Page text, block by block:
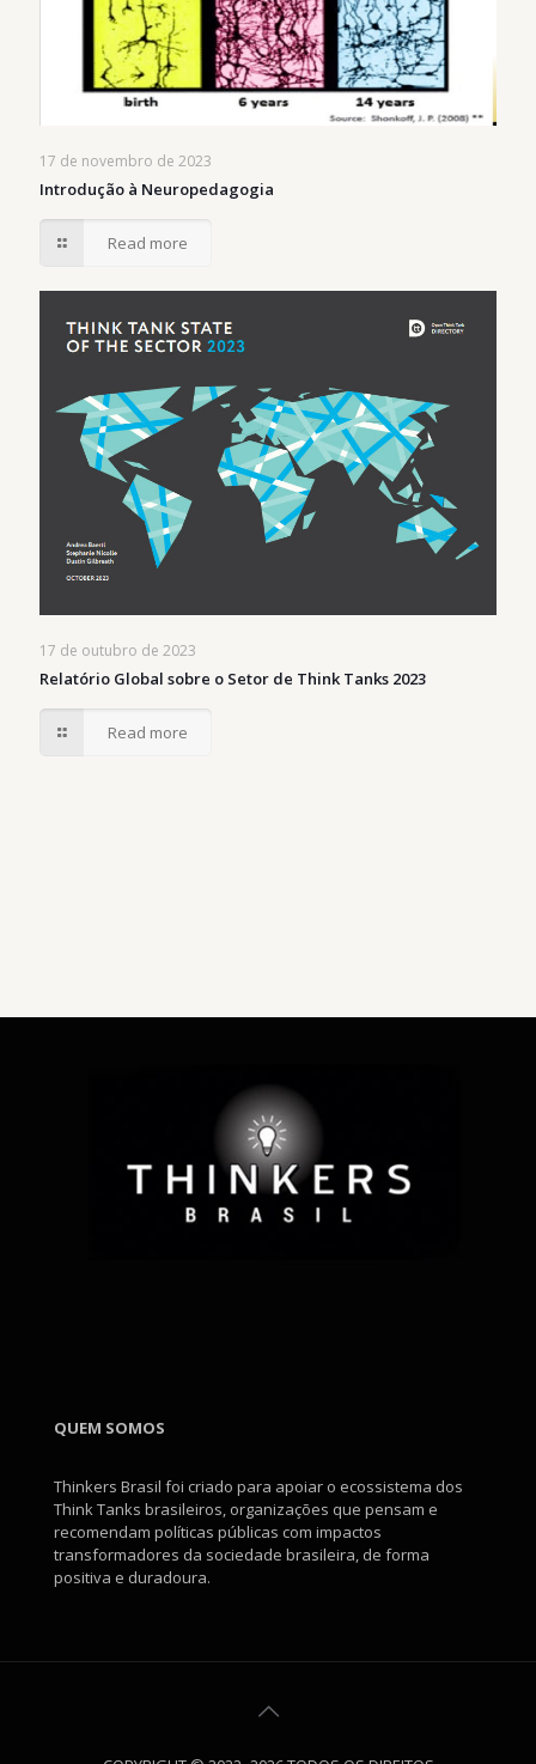
17 de novembro de 2023
Introdução à Neuropedagogia
Read more
17 de outubro de 2023
Relatório Global sobre o Setor de Think Tanks 2023
Read more
QUEM SOMOS
Thinkers Brasil foi criado para apoiar o ecossistema dos
Think Tanks brasileiros, organizações que pensam e
recomendam políticas públicas com impactos
transformadores da sociedade brasileira, de forma
positiva e duradoura.